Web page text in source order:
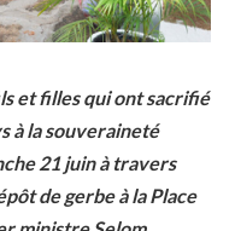
et filles qui ont sacrifié
à la souveraineté
21 juin à travers
de gerbe à la Place